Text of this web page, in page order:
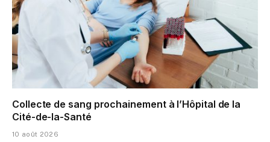
Collecte de sang prochainement à l’Hôpital de la
Cité-de-la-Santé
10 août 2026